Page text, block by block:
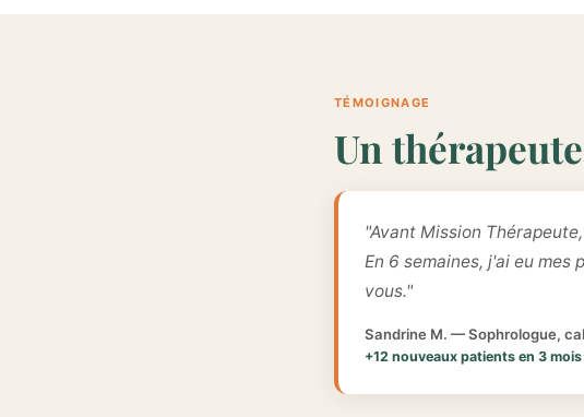
TÉMOIGNAGE
Un
"Avant Mission
En 6 semaines, j'ai eu
vous."
Sandrine M. — Sophrologue,
+12 nouveaux patients en 3 mois